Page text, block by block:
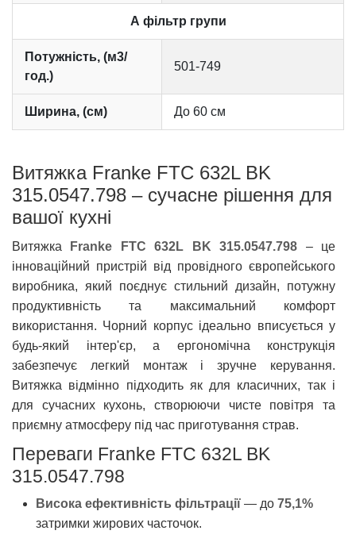
А фільтр групи
Потужність, (м3/
год.)
501-749
Ширина, (см) До 60 см
Витяжка Franke FTC 632L BK
315.0547.798 – сучасне рішення для
вашої кухні
Витяжка Franke FTC 632L BK 315.0547.798 – це
інноваційний пристрій від провідного європейського
виробника, який поєднує стильний дизайн, потужну
продуктивність та максимальний комфорт
використання. Чорний корпус ідеально вписується у
будь-який інтер'єр, а ергономічна конструкція
забезпечує легкий монтаж і зручне керування.
Витяжка відмінно підходить як для класичних, так і
для сучасних кухонь, створюючи чисте повітря та
приємну атмосферу під час приготування страв.
Переваги Franke FTC 632L BK
315.0547.798
Висока ефективність фільтрації — до 75,1%
затримки жирових часточок.